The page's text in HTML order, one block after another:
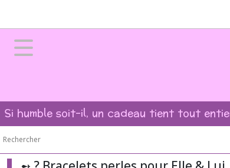
Si humble soit-il, un cadeau tient tout
FILTRES
➻
perles
pour
Elle